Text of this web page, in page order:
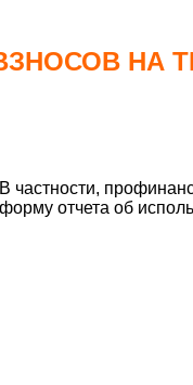
НА
частности,
отчета об